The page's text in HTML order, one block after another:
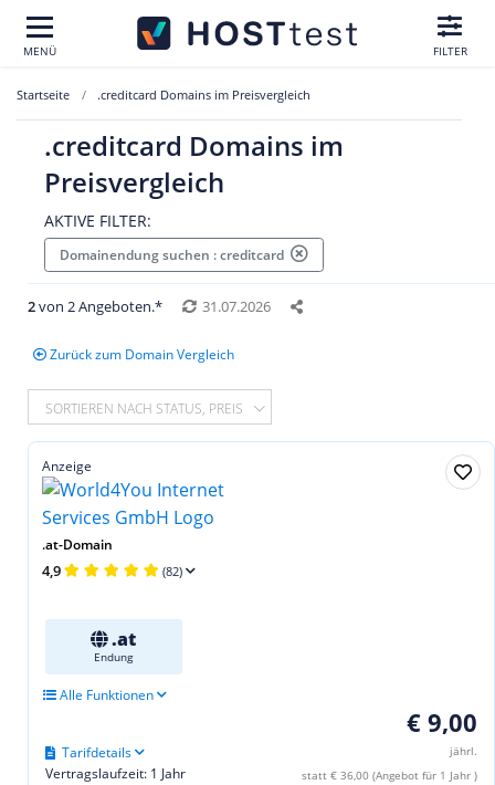
MENÜ FILTER
Startseite .creditcard Domains im Preisvergleich
.creditcard Domains im
Preisvergleich
AKTIVE FILTER:
Domainendung suchen : creditcard
2von 2 Angeboten.* 31.07.2026
Zurück zum Domain Vergleich
SORTIEREN NACH STATUS, PREIS
Anzeige
.at-Domain
4,9 (82)
.at
Endung
Alle Funktionen
€ 9,00
jährl.
statt € 36,00 (Angebot für 1 Jahr )
Vertragslaufzeit: 1 Jahr
Tarifdetails